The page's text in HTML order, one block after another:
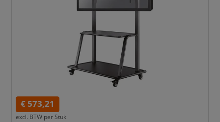
€ 573,21
excl. BTW per Stuk